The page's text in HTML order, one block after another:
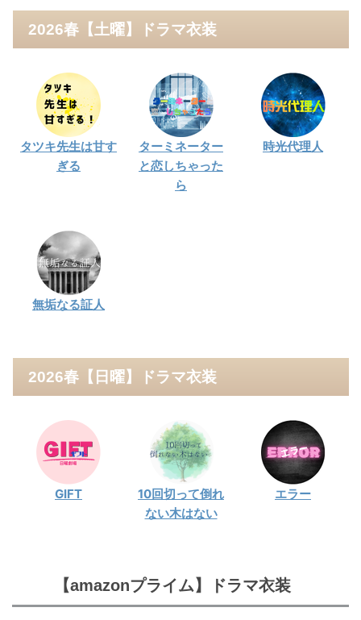
2026春【土曜】ドラマ衣装
タツキ先生は甘す
ぎる
ターミネーター
と恋しちゃった
ら
時光代理人
無垢なる証人
2026春【日曜】ドラマ衣装
GIFT
10回切って倒れ
ない木はない
エラー
【amazonプライム】ドラマ衣装